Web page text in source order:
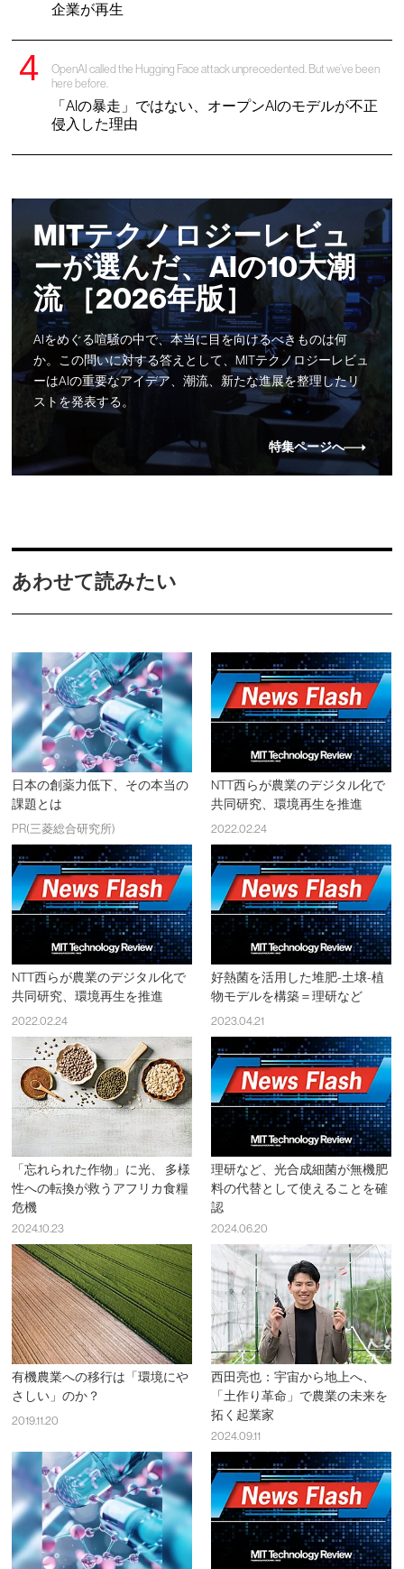
企業が再生
OpenAI called the Hugging Face attack unprecedented. But we’ve been
here before.
「AIの暴走」ではない、オープンAIのモデルが不正
侵入した理由
MITテクノロジーレビュ
ーが選んだ、AIの10大潮
流 ［2026年版］
AIをめぐる喧騒の中で、本当に目を向けるべきものは何
か。この問いに対する答えとして、MITテクノロジーレビュ
ーはAIの重要なアイデア、潮流、新たな進展を整理したリ
ストを発表する。
特集ページへ
あわせて読みたい
日本の創薬力低下、その本当の
課題とは
PR(三菱総合研究所)
NTT西らが農業のデジタル化で
共同研究、環境再生を推進
2022.02.24
NTT西らが農業のデジタル化で
共同研究、環境再生を推進
2022.02.24
好熱菌を活用した堆肥-土壌-植
物モデルを構築＝理研など
2023.04.21
「忘れられた作物」に光、 多様
性への転換が救うアフリカ食糧
危機
2024.10.23
理研など、光合成細菌が無機肥
料の代替として使えることを確
認
2024.06.20
有機農業への移行は「環境にや
さしい」のか？
2019.11.20
西田亮也：宇宙から地上へ、
「土作り革命」で農業の未来を
拓く起業家
2024.09.11